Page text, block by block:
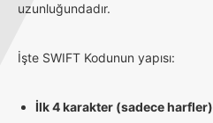
uzunluğundadır.
İşte SWIFT Kodunun yapısı:
İlk 4 karakter (sadece harfler)